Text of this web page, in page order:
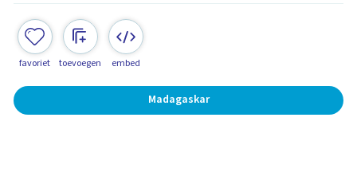
favoriet toevoegen embed
Madagaskar